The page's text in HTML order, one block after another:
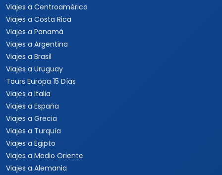
Viajes a Centroamérica
Viajes a Costa Rica
Viajes a Panamá
Viajes a Argentina
Viajes a Brasil
Viajes a Uruguay
Tours Europa 15 Días
Viajes a Italia
Viajes a España
Viajes a Grecia
Viajes a Turquía
Viajes a Egipto
Viajes a Medio Oriente
Viajes a Alemania